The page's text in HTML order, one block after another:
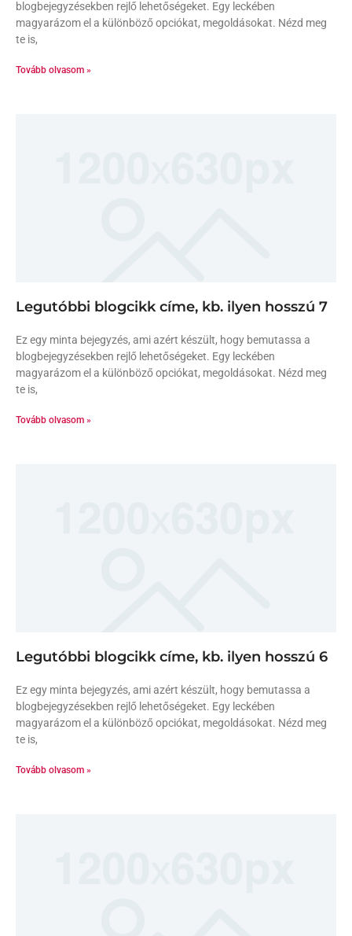
blogbejegyzésekben rejlő lehetőségeket. Egy leckében
magyarázom el a különböző opciókat, megoldásokat. Nézd meg
te is,
Tovább olvasom »
Legutóbbi blogcikk címe, kb. ilyen hosszú 7
Ez egy minta bejegyzés, ami azért készült, hogy bemutassa a
blogbejegyzésekben rejlő lehetőségeket. Egy leckében
magyarázom el a különböző opciókat, megoldásokat. Nézd meg
te is,
Tovább olvasom »
Legutóbbi blogcikk címe, kb. ilyen hosszú 6
Ez egy minta bejegyzés, ami azért készült, hogy bemutassa a
blogbejegyzésekben rejlő lehetőségeket. Egy leckében
magyarázom el a különböző opciókat, megoldásokat. Nézd meg
te is,
Tovább olvasom »